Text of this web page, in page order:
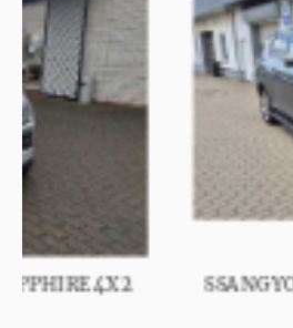
SSANGYONG REXTON